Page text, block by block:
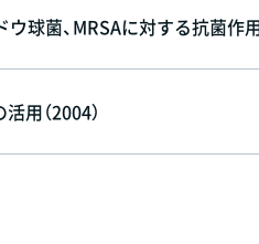
球菌、MRSAに対する抗菌作用
用（2004）